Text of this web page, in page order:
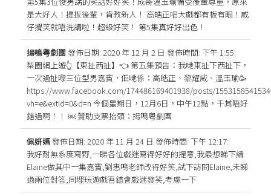
是大好人！提拔後輩，肯教新人！ 高皓正唱大戲都有板有眼！威
仔攪笑就唔洗講啦！超級好笑！ 第5集真好好出色！
揚鳴粤劇團發佈日期: 2020 年 12 月 2 日 發佈時間: 下午 1:55:
梨園網上遊👆【東扯西扯】👈 第五集預告：我哋東扯下西扯下，
一次過扯嚟三位型男嘉賓，佢哋係：高皓正、黎耀威、溫玉瑜🥳
https://www.facebook.com/174486169401938/posts/
vh=e&extid=0&d=n 今個星期日，12月6日，中午12點，千其唔好
錯過啊！！ ￼ 贊助支票抬頭：揚鳴粤劇團
佩妍媽發佈日期: 2020 年 11 月 24 日 發佈時間: 下午 12:17:
我好耐無系度寫野,一睇各位戲迷寫得好好的提意,我最想睇下請
Elaine做其中一集嘉賓,劉惠鳴老師改得好笑,試下訪問Elaine,未睇
過兩位對答,同埋玩遊戲吾錯會戲迷發笑,考慮一下